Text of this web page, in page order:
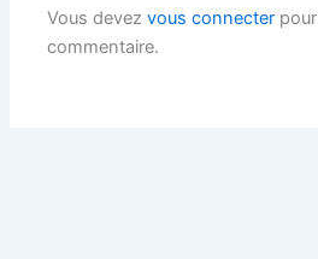
Vous devezvous connecter
commentaire.